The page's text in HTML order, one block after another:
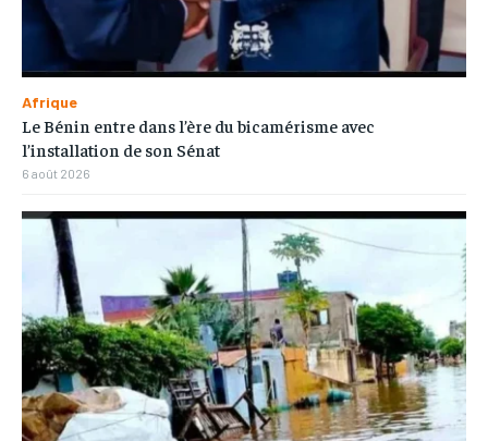
Afrique
Le Bénin entre dans l’ère du bicamérisme avec
l’installation de son Sénat
6 août 2026